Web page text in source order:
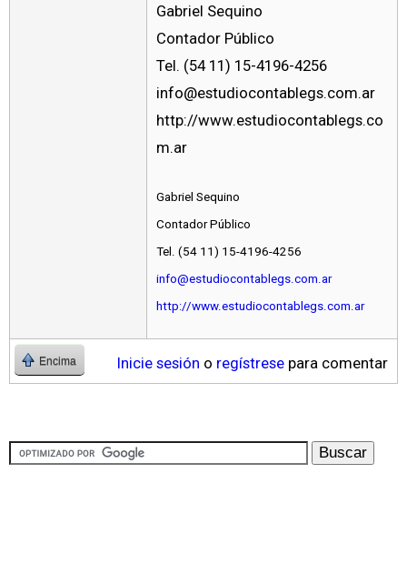
Gabriel Sequino
Contador Público
Tel. (54 11) 15-4196-4256
info@estudiocontablegs.com.ar
http://www.estudiocontablegs.co
m.ar
Gabriel Sequino
Contador Público
Tel. (54 11) 15-4196-4256
info@estudiocontablegs.com.ar
http://www.estudiocontablegs.com.ar
Encima Inicie sesión o regístrese para comentar